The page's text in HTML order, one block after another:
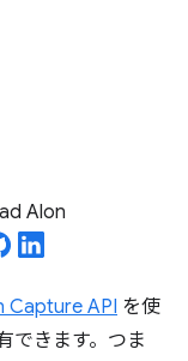
Alon
Capture API を使
できます。つま